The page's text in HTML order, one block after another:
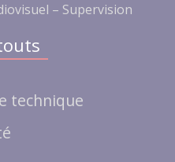
– Supervision
technique